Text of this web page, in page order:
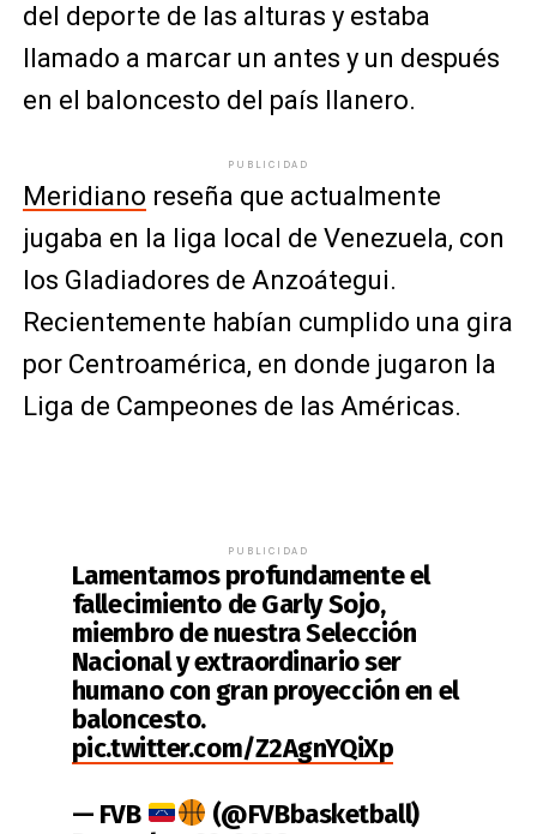
del deporte de las alturas y estaba
llamado a marcar un antes y un después
en el baloncesto del país llanero.
PUBLICIDAD
Meridiano reseña que actualmente
jugaba en la liga local de Venezuela, con
los Gladiadores de Anzoátegui.
Recientemente habían cumplido una gira
por Centroamérica, en donde jugaron la
Liga de Campeones de las Américas.
PUBLICIDAD
Lamentamos profundamente el
fallecimiento de Garly Sojo,
miembro de nuestra Selección
Nacional y extraordinario ser
humano con gran proyección en el
baloncesto.
pic.twitter.com/Z2AgnYQiXp
— FVB
(@FVBbasketball)